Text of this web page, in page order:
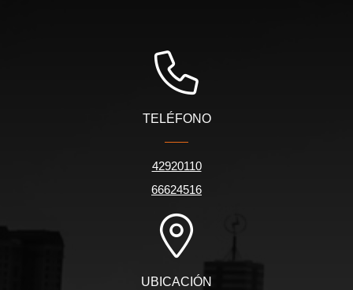
TELÉFONO
42920110
66624516
UBICACIÓN